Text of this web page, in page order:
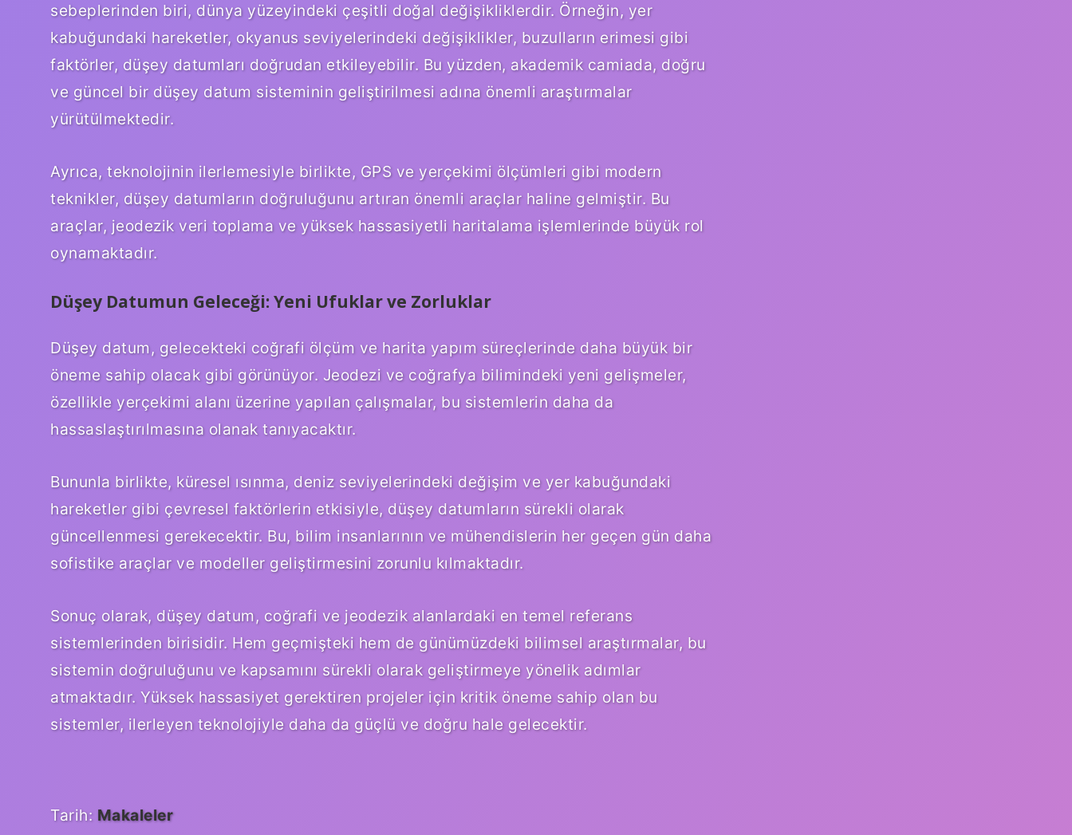
sebeplerinden biri, dünya yüzeyindeki çeşitli doğal değişikliklerdir. Örneğin, yer
kabuğundaki hareketler, okyanus seviyelerindeki değişiklikler, buzulların erimesi gibi
faktörler, düşey datumları doğrudan etkileyebilir. Bu yüzden, akademik camiada, doğru
ve güncel bir düşey datum sisteminin geliştirilmesi adına önemli araştırmalar
yürütülmektedir.
Ayrıca, teknolojinin ilerlemesiyle birlikte, GPS ve yerçekimi ölçümleri gibi modern
teknikler, düşey datumların doğruluğunu artıran önemli araçlar haline gelmiştir. Bu
araçlar, jeodezik veri toplama ve yüksek hassasiyetli haritalama işlemlerinde büyük rol
oynamaktadır.
Düşey Datumun Geleceği: Yeni Ufuklar ve Zorluklar
Düşey datum, gelecekteki coğrafi ölçüm ve harita yapım süreçlerinde daha büyük bir
öneme sahip olacak gibi görünüyor. Jeodezi ve coğrafya bilimindeki yeni gelişmeler,
özellikle yerçekimi alanı üzerine yapılan çalışmalar, bu sistemlerin daha da
hassaslaştırılmasına olanak tanıyacaktır.
Bununla birlikte, küresel ısınma, deniz seviyelerindeki değişim ve yer kabuğundaki
hareketler gibi çevresel faktörlerin etkisiyle, düşey datumların sürekli olarak
güncellenmesi gerekecektir. Bu, bilim insanlarının ve mühendislerin her geçen gün daha
sofistike araçlar ve modeller geliştirmesini zorunlu kılmaktadır.
Sonuç olarak, düşey datum, coğrafi ve jeodezik alanlardaki en temel referans
sistemlerinden birisidir. Hem geçmişteki hem de günümüzdeki bilimsel araştırmalar, bu
sistemin doğruluğunu ve kapsamını sürekli olarak geliştirmeye yönelik adımlar
atmaktadır. Yüksek hassasiyet gerektiren projeler için kritik öneme sahip olan bu
sistemler, ilerleyen teknolojiyle daha da güçlü ve doğru hale gelecektir.
Tarih: Makaleler